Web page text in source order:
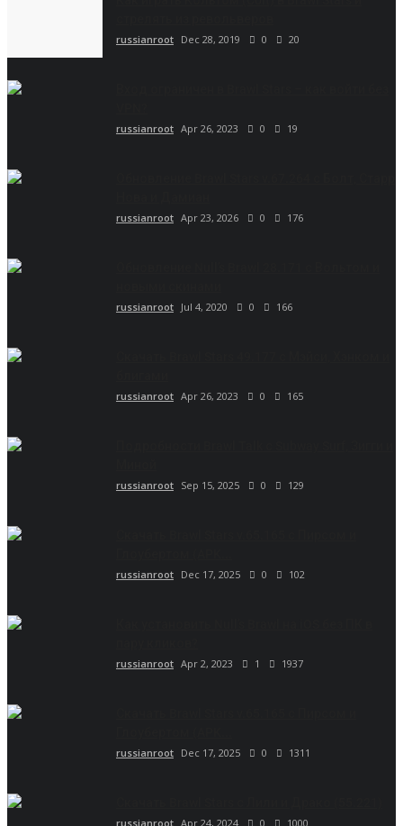
russianroot Dec 28, 2019 0 20
russianroot Apr 26, 2023 0 19
russianroot Apr 23, 2026 0 176
russianroot Jul 4, 2020 0 166
russianroot Apr 26, 2023 0 165
russianroot Sep 15, 2025 0 129
russianroot Dec 17, 2025 0 102
russianroot Apr 2, 2023 1 1937
russianroot Dec 17, 2025 0 1311
russianroot Apr 24, 2024 0 1000